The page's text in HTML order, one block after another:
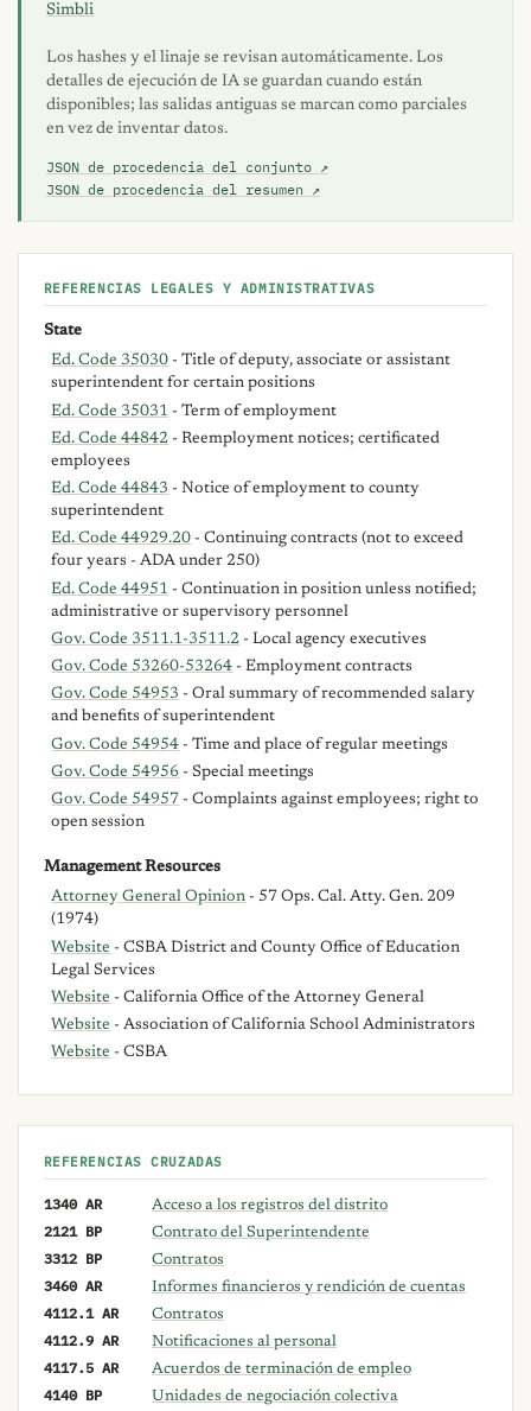
Simbli
Los hashes y el linaje se revisan automáticamente. Los
detalles de ejecución de IA se guardan cuando están
disponibles; las salidas antiguas se marcan como parciales
en vez de inventar datos.
JSON de procedencia del conjunto ↗
JSON de procedencia del resumen ↗
REFERENCIAS LEGALES Y ADMINISTRATIVAS
State
Ed. Code 35030 - Title of deputy, associate or assistant
superintendent for certain positions
Ed. Code 35031 - Term of employment
Ed. Code 44842 - Reemployment notices; certificated
employees
Ed. Code 44843 - Notice of employment to county
superintendent
Ed. Code 44929.20 - Continuing contracts (not to exceed
four years - ADA under 250)
Ed. Code 44951 - Continuation in position unless notified;
administrative or supervisory personnel
Gov. Code 3511.1-3511.2 - Local agency executives
Gov. Code 53260-53264 - Employment contracts
Gov. Code 54953 - Oral summary of recommended salary
and benefits of superintendent
Gov. Code 54954 - Time and place of regular meetings
Gov. Code 54956 - Special meetings
Gov. Code 54957 - Complaints against employees; right to
open session
Management Resources
Attorney General Opinion - 57 Ops. Cal. Atty. Gen. 209
(1974)
Website - CSBA District and County Office of Education
Legal Services
Website - California Office of the Attorney General
Website - Association of California School Administrators
Website - CSBA
REFERENCIAS CRUZADAS
1340 AR Acceso a los registros del distrito
2121 BP Contrato del Superintendente
3312 BP Contratos
3460 AR Informes financieros y rendición de cuentas
4112.1 AR Contratos
4112.9 AR Notificaciones al personal
4117.5 AR Acuerdos de terminación de empleo
4140 BP Unidades de negociación colectiva